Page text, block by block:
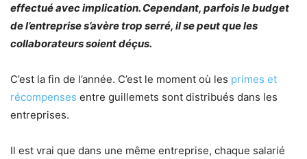
effectué avec implication. Cependant, parfois le budget
de l’entreprise s’avère trop serré, il se peut que les
collaborateurs soient déçus.
C’est la fin de l’année. C’est le moment où les primes et
récompenses entre guillemets sont distribués dans les
entreprises.
Il est vrai que dans une même entreprise, chaque salarié